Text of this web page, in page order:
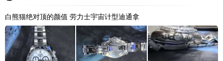
白熊猫绝对顶的颜值 劳力士宇宙计型迪通拿